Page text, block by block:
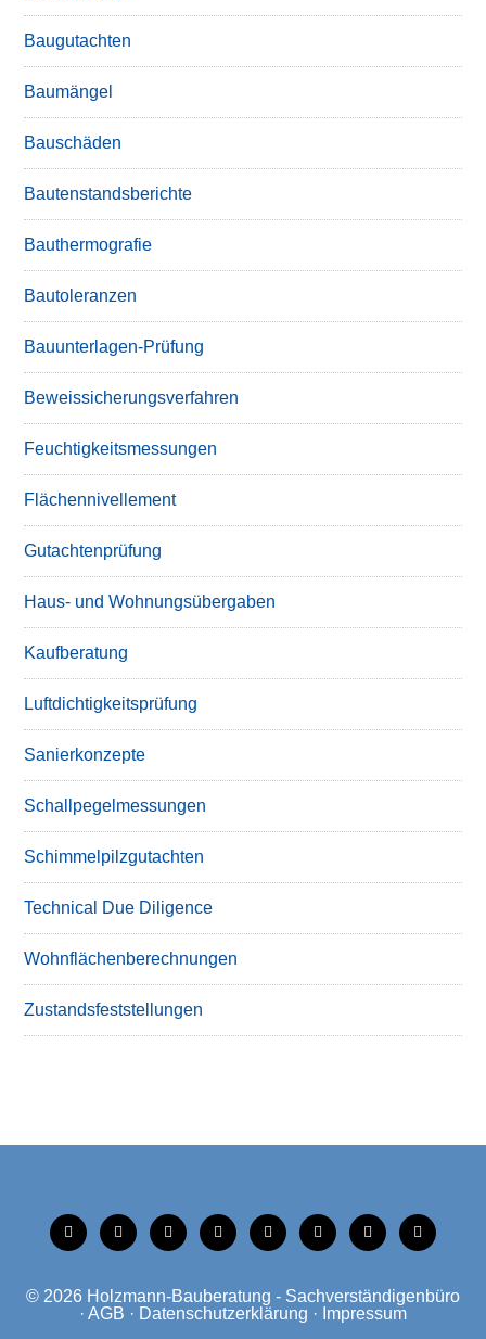
Baugutachten
Baumängel
Bauschäden
Bautenstandsberichte
Bauthermografie
Bautoleranzen
Bauunterlagen-Prüfung
Beweissicherungsverfahren
Feuchtigkeitsmessungen
Flächennivellement
Gutachtenprüfung
Haus- und Wohnungsübergaben
Kaufberatung
Luftdichtigkeitsprüfung
Sanierkonzepte
Schallpegelmessungen
Schimmelpilzgutachten
Technical Due Diligence
Wohnflächenberechnungen
Zustandsfeststellungen
tiktok instagramfacebooklinkedinxing linkedinmobilemail
© 2026 Holzmann-Bauberatung - Sachverständigenbüro
· AGB · Datenschutzerklärung · Impressum